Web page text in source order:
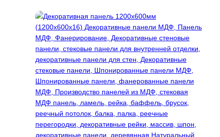
–
19200 ₽
имеет
несколько
вариаций.
Опции
можно
выбрать
на
странице
товара.